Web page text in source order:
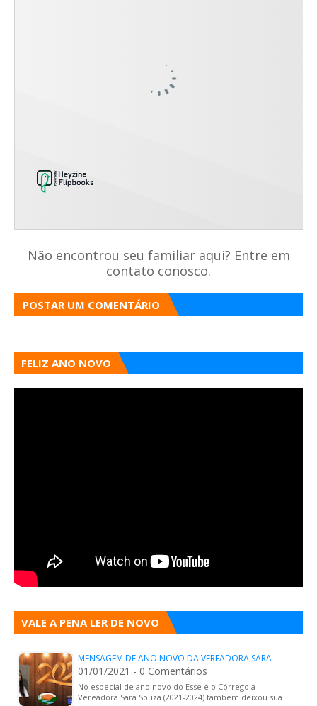
Não encontrou seu familiar aqui? Entre em
contato conosco.
POSTAR UM COMENTÁRIO
FELIZ ANO NOVO
VALE A PENA LER DE NOVO
MENSAGEM DE ANO NOVO DA VEREADORA SARA
01/01/2021 - 0 Comentários
No especial de ano novo do Esse é o Córrego a
Vereadora Sara Souza (2021-2024) também deixou sua